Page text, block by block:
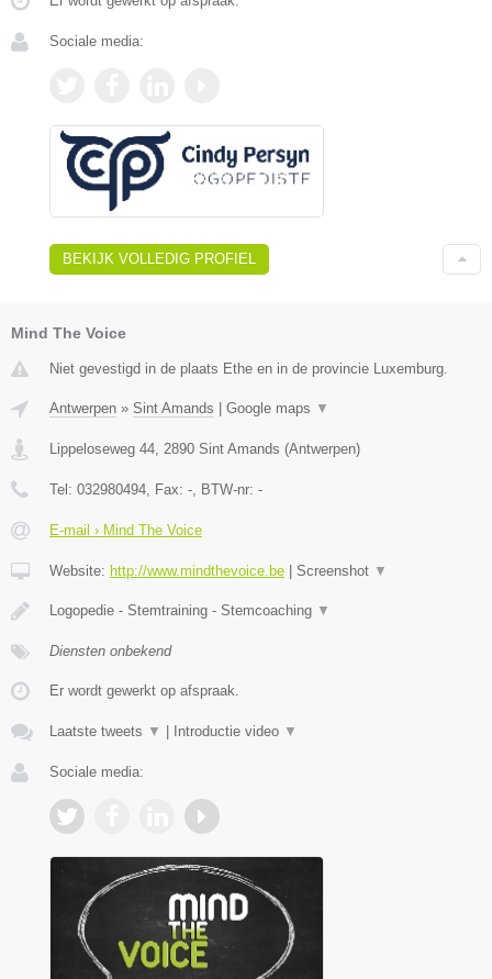
Sociale media:
BEKIJK VOLLEDIG PROFIEL
Mind The Voice
Niet gevestigd in de plaats Ethe en in de provincie Luxemburg.
Antwerpen » Sint Amands Google maps ▼
Lippeloseweg 44, 2890 Sint Amands (Antwerpen)
Tel: 032980494, Fax: -, BTW-nr: -
E-mail › Mind The Voice
Website: http://www.mindthevoice.be Screenshot ▼
Logopedie - Stemtraining - Stemcoaching ▼
Diensten onbekend
Er wordt gewerkt op afspraak.
Laatste tweets ▼ Introductie video ▼
Sociale media: